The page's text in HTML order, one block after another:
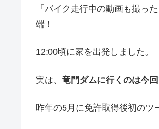
「バイク走行中の動画も撮っ
端！
12:00頃に家を出発しました。
実は、 竜門ダムに行くのは今回
昨年の5月に免許取得後初のツ